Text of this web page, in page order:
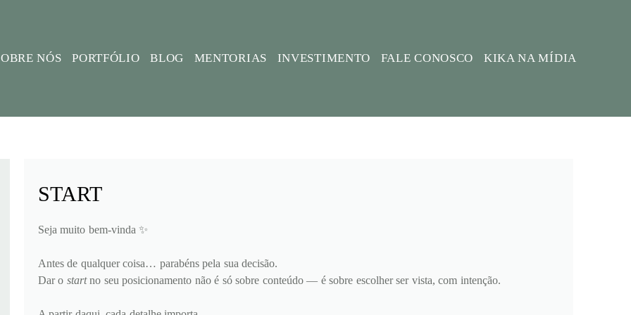
NÓS PORTFÓLIO BLOG MENTORIAS INVESTIMENTO FALE CONOSCO KIKA NA MÍDIA
START
Seja muito bem-vinda ✨
Antes de qualquer coisa… parabéns pela sua decisão.
Dar o startno seu posicionamento não é só sobre conteúdo — é sobre escolher ser vista, com intenção.